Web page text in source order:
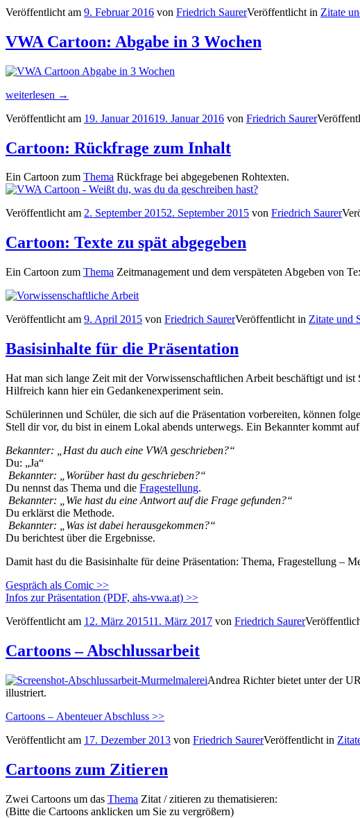
Optimismus
Zeitmangel“
Veröffentlicht am 9. Februar 2016 von Friedrich SaurerVeröffentlicht in Zitate
VWA Cartoon: Abgabe in 3 Wochen
„VWA
Abgabe
3
Wochen“
weiterlesen →
Veröffentlicht am 19. Januar 201619. Januar 2016 von Friedrich Saurer
Cartoon: Rückfrage zum Inhalt
Ein Cartoon zum Thema Rückfrage bei abgegebenen Rohtexten.
Veröffentlicht am 2. September 20152. September 2015 von Friedrich Saurer
Cartoon: Texte zu spät abgegeben
Ein Cartoon zum Thema Zeitmanagement und dem verspäteten Abgeben von
Veröffentlicht am 9. April 2015 von Friedrich SaurerVeröffentlicht in Zitate und
Basisinhalte für die Präsentation
Hat man sich lange Zeit mit der Vorwissenschaftlichen Arbeit beschäftigt und ist
Hilfreich kann hier ein Gedankenexperiment sein.
Schülerinnen und Schüler, die sich auf die Präsentation vorbereiten, können
Stell dir vor, du bist in einem Lokal abends unterwegs. Ein Bekannter kommt
Bekannter: „Hast du auch eine VWA geschrieben?“
Du: „Ja“
Bekannter: „Worüber hast du geschrieben?“
Du nennst das Thema und die Fragestellung.
Bekannter: „Wie hast du eine Antwort auf die Frage gefunden?“
Du erklärst die Methode.
Bekannter: „Was ist dabei herausgekommen?“
Du berichtest über die Ergebnisse.
Damit hast du die Basisinhalte für deine Präsentation: Thema, Fragestellung –
Gespräch als Comic >>
Infos zur Präsentation (PDF, ahs-vwa.at) >>
Veröffentlicht am 12. März 201511. März 2017 von Friedrich Saurer
Cartoons – Abschlussarbeit
Andrea Richter bietet unter der
illustriert.
Cartoons – Abenteuer Abschluss >>
Veröffentlicht am 17. Dezember 2013 von Friedrich SaurerVeröffentlicht in
Cartoons zum Zitieren
Zwei Cartoons um das Thema Zitat / zitieren zu thematisieren:
(Bitte die Cartoons anklicken um Sie zu vergrößern)